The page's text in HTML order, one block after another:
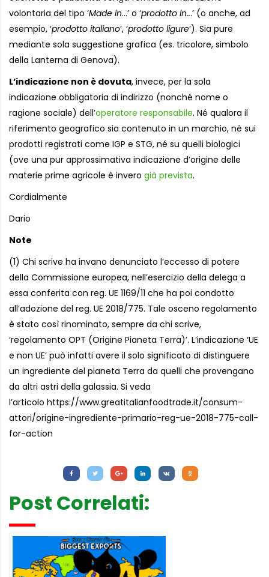
volontaria del tipo ‘Made in…’ o ‘prodotto in...’ (o anche, ad
esempio, ‘prodotto italiano’, ‘prodotto ligure’). Sia pure
mediante sola suggestione grafica (es. tricolore, simbolo
della Lanterna di Genova).
L’indicazione non è dovuta, invece, per la sola
indicazione obbligatoria di indirizzo (nonché nome o
ragione sociale) dell’operatore responsabile. Né qualora il
riferimento geografico sia contenuto in un marchio, né sui
prodotti registrati come IGP e STG, né su quelli biologici
(ove una pur approssimativa indicazione d’origine delle
materie prime agricole è invero già prevista.
Cordialmente
Dario
Note
(1) Chi scrive ha invano denunciato l’eccesso di potere
della Commissione europea, nell’esercizio della delega a
essa conferita con reg. UE 1169/11 che ha poi condotto
all’adozione del reg. UE 2018/775. Tale osceno regolamento
è stato così rinominato, sempre da chi scrive,
‘regolamento OPT (Origine Pianeta Terra)’. L’indicazione ‘UE
e non UE’ può infatti avere il solo significato di distinguere
un ingrediente del pianeta Terra da quelli che provengano
da altri astri della galassia. Si veda
l’articolo https://www.greatitalianfoodtrade.it/consum-
attori/origine-ingrediente-primario-reg-ue-2018-775-call-
for-action
Post Correlati: